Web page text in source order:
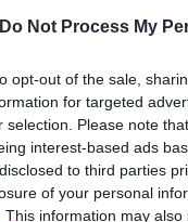
Do Not Process My
opt-out of the sale,
for targeted
selection. Please note
interest-based ads
to third parties
of your personal
This information may
vetette a
gólya. A madár
férfi és a később
a Bursa
tette a csónaknál.